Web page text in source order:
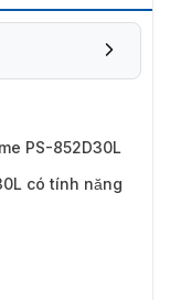
PS-852D30L
có tính năng